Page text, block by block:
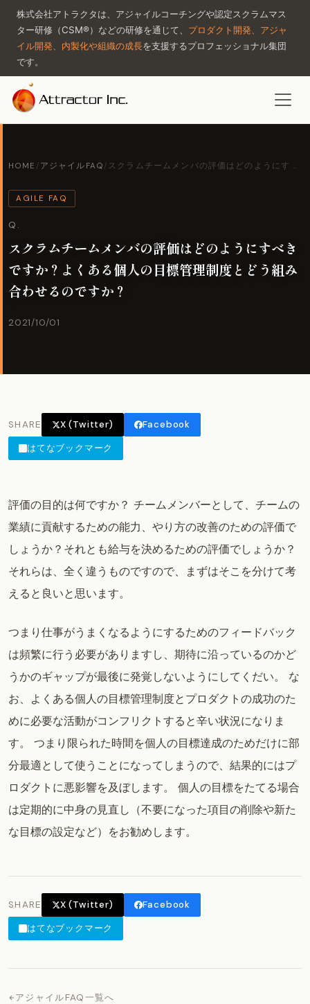
株式会社アトラクタは、アジャイルコーチングや認定スクラムマス
ター研修（CSM®）などの研修を通じて、 プロダクト開発、アジャ
イル開発、内製化や組織の成長を支援するプロフェッショナル集団
です。
HOME / アジャイルFAQ / スクラムチームメンバの評価はどのようにす …
AGILE FAQ
Q.
スクラムチームメンバの評価はどのようにすべき
ですか？よくある個人の目標管理制度とどう組み
合わせるのですか？
2021/10/01
SHARE X (Twitter)
Facebook
はてなブックマーク
評価の目的は何ですか？ チームメンバーとして、チームの
業績に貢献するための能力、やり方の改善のための評価で
しょうか？それとも給与を決めるための評価でしょうか？
それらは、全く違うものですので、まずはそこを分けて考
えると良いと思います。
つまり仕事がうまくなるようにするためのフィードバック
は頻繁に行う必要がありますし、期待に沿っているのかど
うかのギャップが最後に発覚しないようにしてくだい。 な
お、よくある個人の目標管理制度とプロダクトの成功のた
めに必要な活動がコンフリクトすると辛い状況になりま
す。 つまり限られた時間を個人の目標達成のためだけに部
分最適として使うことになってしまうので、結果的にはプ
ロダクトに悪影響を及ぼします。 個人の目標をたてる場合
は定期的に中身の見直し（不要になった項目の削除や新た
な目標の設定など）をお勧めします。
SHARE X (Twitter)
Facebook
はてなブックマーク
アジャイルFAQ一覧へ